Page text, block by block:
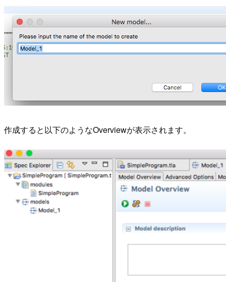
作成すると以下のようなOverviewが表示されます。